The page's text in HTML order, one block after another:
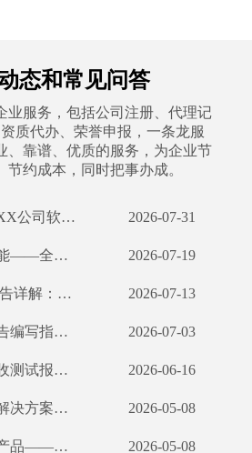
态和常见问答
业服务，包括公司注册、代理记
质代办、荣誉申报，一条龙服
、靠谱、优质的服务，为企业节
节约成本，同时把事办成。
二、引言 三、项目背景及目 2026-07-31
司软件性能测试 2026-07-19
络安全防线 2026-07-13
公司案例分析 2026-07-03
编写指南 2026-06-16
其过程及优势 2026-05-08
记测试报告详解 2026-05-08